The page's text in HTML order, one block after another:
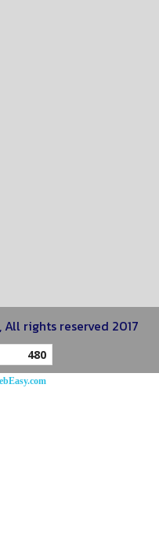
All rights reserved 2017
480